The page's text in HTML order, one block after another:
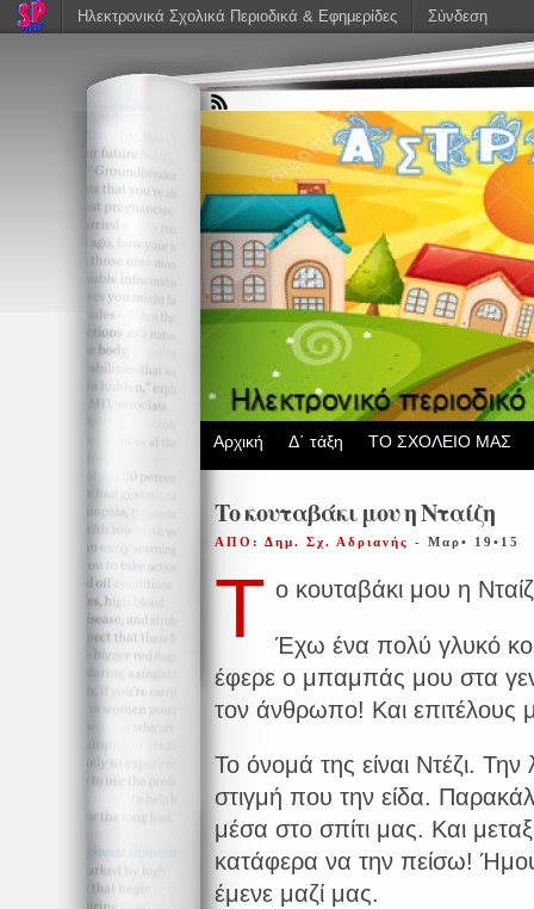
Αρχική Δ΄ τάξη ΤΟ ΣΧΟΛΕΙΟ ΜΑΣ
Το κουταβάκι μου η Νταίζη
ΑΠΟ: Δημ. Σχ. Αδριανής - Μαρ• 19•15
Τ ο κουταβάκι μου η
Έχω ένα πολύ γλυκό
έφερε ο μπαμπάς μου στα
τον άνθρωπο! Και επιτέλους
Το όνομά της είναι Ντέζι.
στιγμή που την είδα.
μέσα στο σπίτι μας. Και
κατάφερα να την πείσω!
έμενε μαζί μας.
Ηλεκτρονικά Σχολικά Περιοδικά & Εφημερίδες Σύνδεση